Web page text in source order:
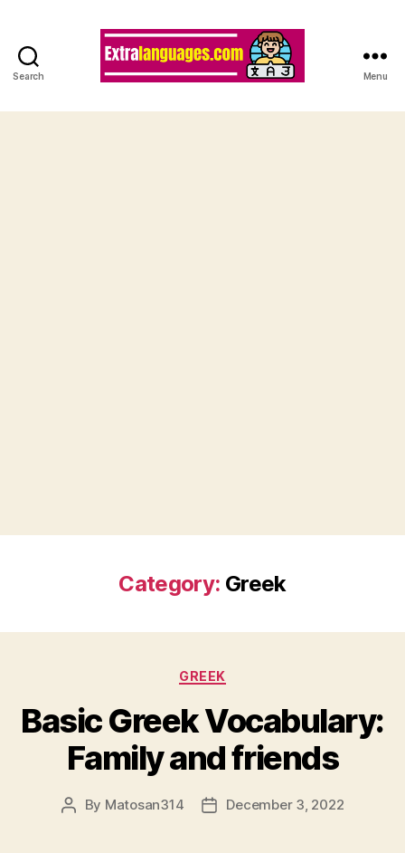
Search Menu
Category: Greek
Categories
GREEK
Basic Greek Vocabulary:
Family and friends
Post
By Matosan314
PostDecember 3, 2022